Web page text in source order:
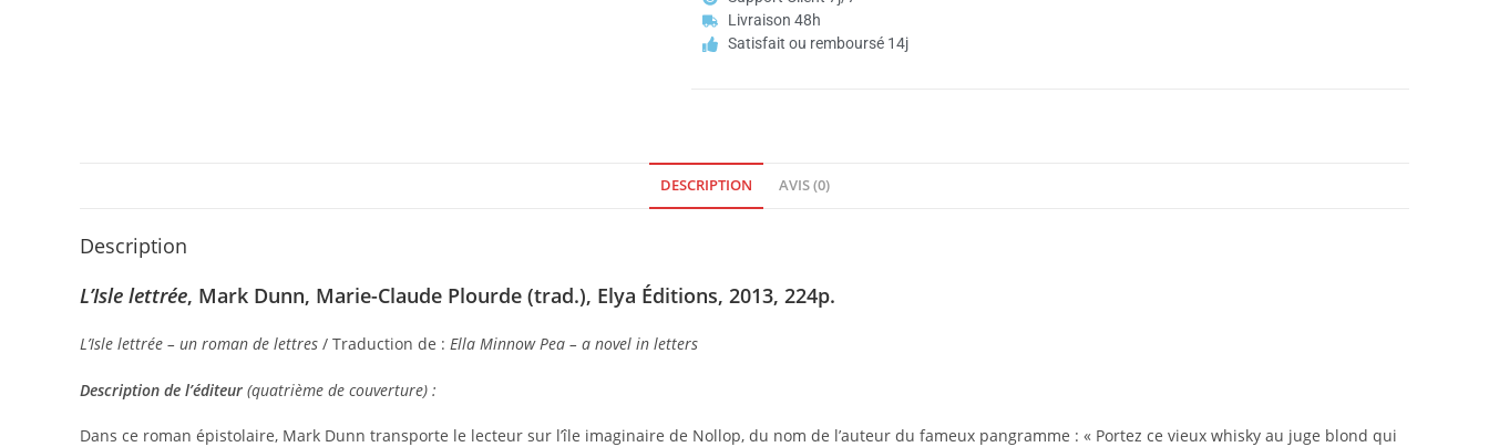
Livraison 48h
Satisfait ou remboursé 14j
DESCRIPTION AVIS (0)
Description
L’Isle lettrée, Mark Dunn, Marie-Claude Plourde (trad.), Elya Éditions, 2013, 224p.
L’Isle lettrée – un roman de lettres / Traduction de : Ella Minnow Pea – a novel in letters
Description de l’éditeur (quatrième de couverture) :
Dans ce roman épistolaire, Mark Dunn transporte le lecteur sur l’île imaginaire de Nollop, du nom de l’auteur du fameux pangramme : « Portez ce vieux whisky au juge blond qui